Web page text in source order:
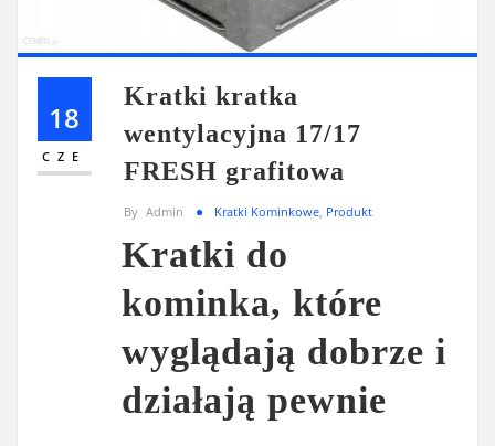
18
CZE
Kratki kratka
wentylacyjna 17/17
FRESH grafitowa
By Admin Kratki Kominkowe, Produkt
Kratki do
kominka, które
wyglądają dobrze i
działają pewnie